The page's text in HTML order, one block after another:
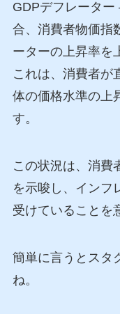
GDPデフレータ
合、消費者物価指
ーターの上昇率を
これは、消費者が
体の価格水準の上
す。
この状況は、消費
を示唆し、インフ
受けていることを
簡単に言うとスタ
ね。